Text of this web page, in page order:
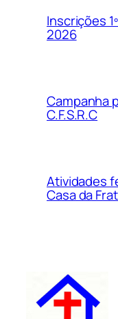
Inscrições
2026
Campanha
C.F.S.R.C
Atividades
Casa da